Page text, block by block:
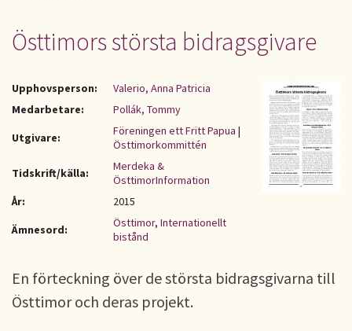
Östtimors största bidragsgivare
Upphovsperson:
Valerio, Anna Patricia
Medarbetare:
Pollák, Tommy
Utgivare:
Föreningen ett Fritt Papua |
Östtimorkommittén
Tidskrift/källa:
Merdeka &
ÖsttimorInformation
År:
2015
Ämnesord:
Östtimor, Internationellt
bistånd
En förteckning över de största bidragsgivarna till
Östtimor och deras projekt.